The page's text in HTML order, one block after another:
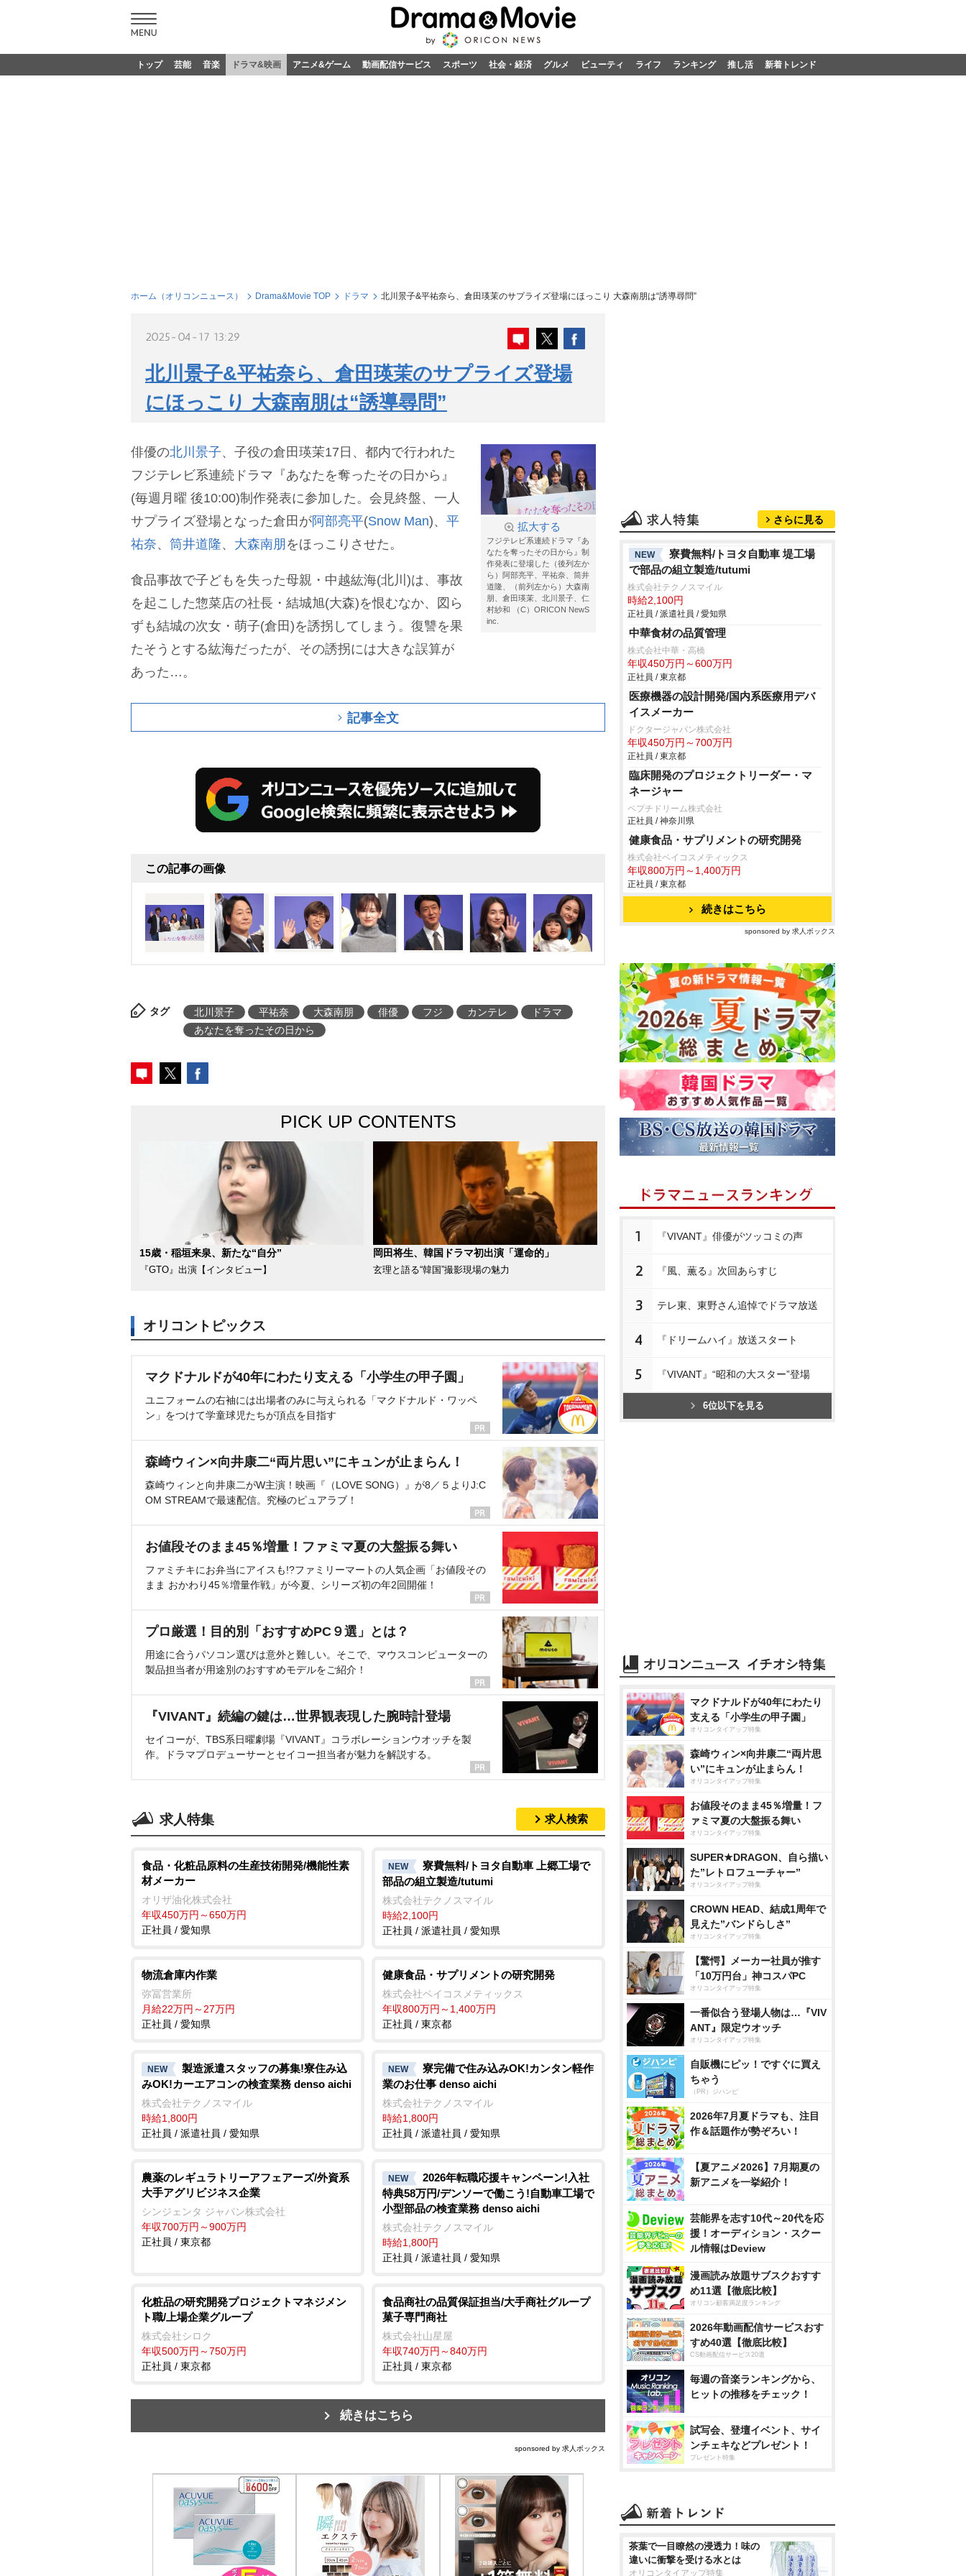
トップ 芸能 音楽 ドラマ&映画 アニメ&ゲーム 動画配信サービス スポーツ 社会・経済 グルメ ビューティ ライフ ランキング 推し活 新着トレンド
ホーム（オリコンニュース） Drama&Movie TOP ドラマ 北川景子&平祐奈ら、倉田瑛茉のサプライズ登場にほっこり 大森南朋は“誘導尋問”
2025-04-17 13:29
北川景子&平祐奈ら、倉田瑛茉のサプライズ登場
にほっこり 大森南朋は“誘導尋問”
拡大する
フジテレビ系連続ドラマ『あ
なたを奪ったその日から』制
作発表に登場した（後列左か
ら）阿部亮平、平祐奈、筒井
道隆、（前列左から）大森南
朋、倉田瑛茉、北川景子、仁
村紗和 （C）ORICON NewS
inc.
俳優の北川景子、子役の倉田瑛茉17日、都内で行われた
フジテレビ系連続ドラマ『あなたを奪ったその日から』
(毎週月曜 後10:00)制作発表に参加した。会見終盤、一人
サプライズ登場となった倉田が阿部亮平(Snow Man)、 平
祐奈、 筒井道隆、 大森南朋 をほっこりさせた。
食品事故で子どもを失った母親・中越紘海(北川)は、事故
を起こした惣菜店の社長・結城旭(大森)を恨むなか、図ら
ずも結城の次女・萌子(倉田)を誘拐してしまう。復讐を果
たそうとする紘海だったが、その誘拐には大きな誤算が
あった…。
記事全文
この記事の画像
タグ 北川景子 平祐奈 大森南朋 俳優 フジ カンテレ
ドラマ
あなたを奪ったその日から
PICK UP CONTENTS
15歳・稲垣来泉、新たな“自分”
『GTO』出演【インタビュー】
岡田将生、韓国ドラマ初出演「運命的」
玄理と語る“韓国”撮影現場の魅力
オリコントピックス
マクドナルドが40年にわたり支える「小学生の甲子園」
ユニフォームの右袖には出場者のみに与えられる「マクドナルド・ワッペ
ン」をつけて学童球児たちが頂点を目指す
森崎ウィン×向井康二“両片思い”にキュンが止まらん！
森崎ウィンと向井康二がW主演！映画『（LOVE SONG）』が8／５よりJ:C
OM STREAMで最速配信。究極のピュアラブ！
お値段そのまま45％増量！ファミマ夏の大盤振る舞い
ファミチキにお弁当にアイスも!?ファミリーマートの人気企画「お値段その
まま おかわり45％増量作戦」が今夏、シリーズ初の年2回開催！
プロ厳選！目的別「おすすめPC９選」とは？
用途に合うパソコン選びは意外と難しい。そこで、マウスコンピューターの
製品担当者が用途別のおすすめモデルをご紹介！
『VIVANT』続編の鍵は…世界観表現した腕時計登場
セイコーが、TBS系日曜劇場『VIVANT』コラボレーションウオッチを製
作。ドラマプロデューサーとセイコー担当者が魅力を解説する。
求人特集 求人検索
食品・化粧品原料の生産技術開発/機能性素
材メーカー
オリザ油化株式会社
年収450万円～650万円
正社員 / 愛知県
NEW
寮費無料/トヨタ自動車 上郷工場で
部品の組立製造/tutumi
株式会社テクノスマイル
時給2,100円
正社員 / 派遣社員 / 愛知県
物流倉庫内作業
弥冨営業所
月給22万円～27万円
正社員 / 愛知県
健康食品・サプリメントの研究開発
株式会社ベイコスメティックス
年収800万円～1,400万円
正社員 / 東京都
NEW
製造派遣スタッフの募集!寮住み込
みOK!カーエアコンの検査業務 denso aichi
株式会社テクノスマイル
時給1,800円
正社員 / 派遣社員 / 愛知県
NEW
寮完備で住み込みOK!カンタン軽作
業のお仕事 denso aichi
株式会社テクノスマイル
時給1,800円
正社員 / 派遣社員 / 愛知県
農薬のレギュラトリーアフェアーズ/外資系
大手アグリビジネス企業
シンジェンタ ジャパン株式会社
年収700万円～900万円
正社員 / 東京都
NEW
2026年転職応援キャンペーン!入社
特典58万円/デンソーで働こう!自動車工場で
小型部品の検査業務 denso aichi
株式会社テクノスマイル
時給1,800円
正社員 / 派遣社員 / 愛知県
化粧品の研究開発プロジェクトマネジメン
ト職/上場企業グループ
株式会社シロク
年収500万円～750万円
正社員 / 東京都
食品商社の品質保証担当/大手商社グループ
菓子専門商社
株式会社山星屋
年収740万円～840万円
正社員 / 東京都
続きはこちら
sponsored by 求人ボックス
さらに見る
NEW
寮費無料/トヨタ自動車 堤工場
で部品の組立製造/tutumi
株式会社テクノスマイル
時給2,100円
正社員 / 派遣社員 / 愛知県
中華食材の品質管理
株式会社中華・高橋
年収450万円～600万円
正社員 / 東京都
医療機器の設計開発/国内系医療用デバ
イスメーカー
ドクタージャパン株式会社
年収450万円～700万円
正社員 / 東京都
臨床開発のプロジェクトリーダー・マ
ネージャー
ペプチドリーム株式会社
正社員 / 神奈川県
健康食品・サプリメントの研究開発
株式会社ベイコスメティックス
年収800万円～1,400万円
正社員 / 東京都
続きはこちら
sponsored by 求人ボックス
1 『VIVANT』俳優がツッコミの声
2 『風、薫る』次回あらすじ
3 テレ東、東野さん追悼でドラマ放送
4 『ドリームハイ』放送スタート
5 『VIVANT』“昭和の大スター”登場
6位以下を見る
マクドナルドが40年にわたり
支える「小学生の甲子園」
オリコンタイアップ特集
森崎ウィン×向井康二“両片思
い”にキュンが止まらん！
オリコンタイアップ特集
お値段そのまま45％増量！フ
ァミマ夏の大盤振る舞い
オリコンタイアップ特集
SUPER★DRAGON、自ら描い
た”レトロフューチャー”
オリコンタイアップ特集
CROWN HEAD、結成1周年で
見えた”バンドらしさ”
オリコンタイアップ特集
【驚愕】メーカー社員が推す
「10万円台」神コスパPC
オリコンタイアップ特集
一番似合う登場人物は…『VIV
ANT』限定ウオッチ
オリコンタイアップ特集
自販機にピッ！ですぐに買え
ちゃう
（PR）ジハンピ
2026年7月夏ドラマも、注目
作＆話題作が勢ぞろい！
【夏アニメ2026】7月期夏の
新アニメを一挙紹介！
芸能界を志す10代～20代を応
援！オーディション・スクー
ル情報はDeview
漫画読み放題サブスクおすす
め11選【徹底比較】
オリコン顧客満足度ランキング
2026年動画配信サービスおす
すめ40選【徹底比較】
CS動画配信サービス20選
毎週の音楽ランキングから、
ヒットの推移をチェック！
試写会、登壇イベント、サイ
ンチェキなどプレゼント！
プレゼント特集
茶葉で一目瞭然の浸透力！味の
違いに衝撃を受ける水とは
オリコンタイアップ特集